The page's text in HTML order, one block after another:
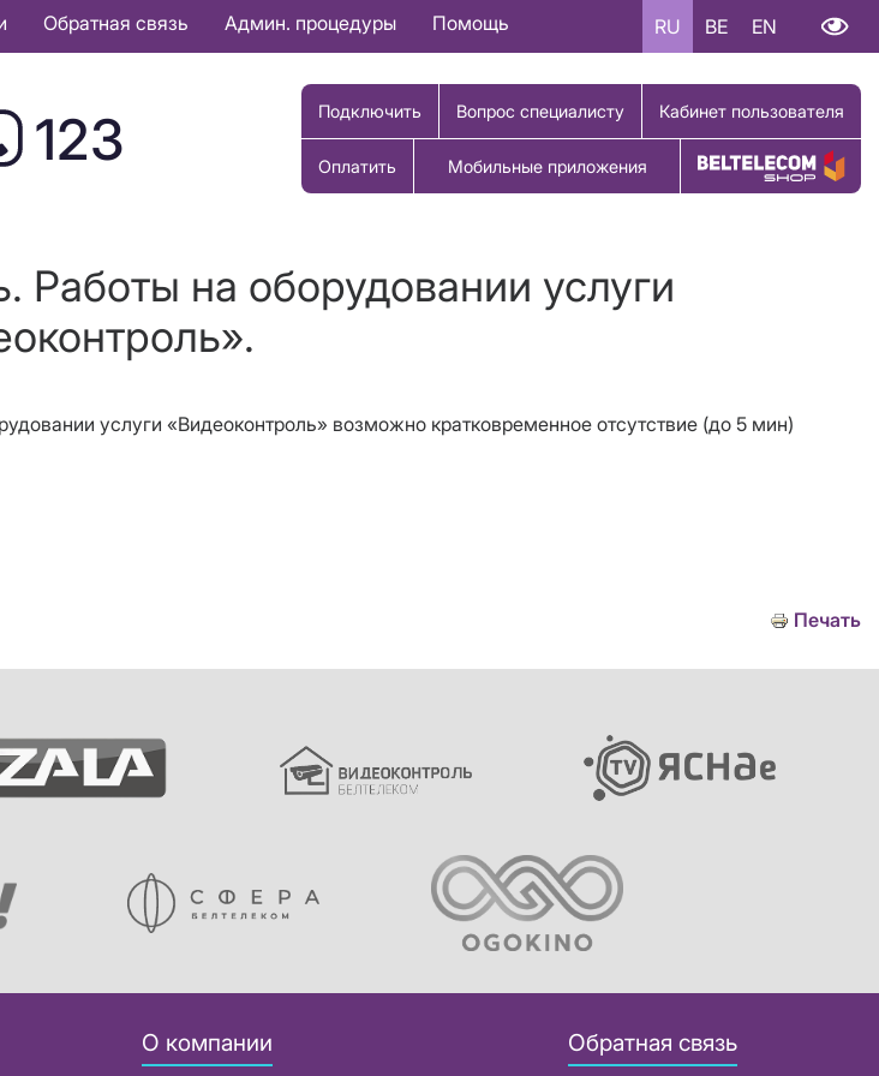
Обратная связь Админ. процедуры Помощь RU BE EN
123 Подключить Вопрос специалисту Кабинет пользователя
Оплатить Мобильные приложения Купить товар
Работы на оборудовании услуги
услуги «Видеоконтроль» возможно кратковременное отсутствие (до 5 мин)
Печать
О компании Обратная связь